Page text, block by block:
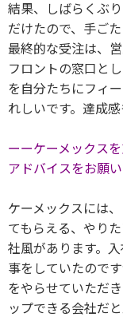
結果、しばらくぶ
だけたので、手ご
最終的な受注は、
フロントの窓口と
を自分たちにフィ
れしいです。達成感
ーーケーメックス
アドバイスをお願い
ケーメックスには
てもらえる、やり
社風があります。
事をしていたので
をやらせていただ
ップできる会社だと